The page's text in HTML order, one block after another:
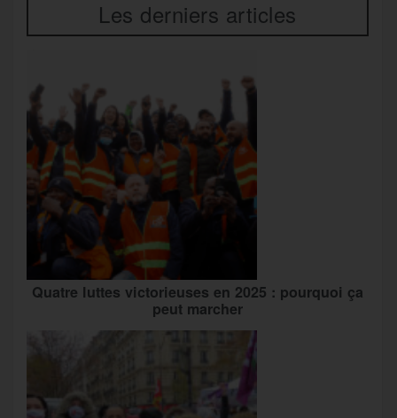
Les derniers articles
Quatre luttes victorieuses en 2025 : pourquoi ça
peut marcher